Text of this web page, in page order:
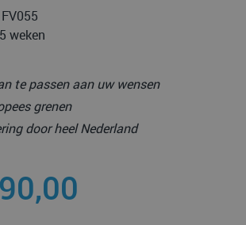
FV055
weken
te passen aan uw wensen
grenen
door heel Nederland